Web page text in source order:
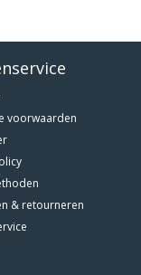
voorwaarden
& retourneren